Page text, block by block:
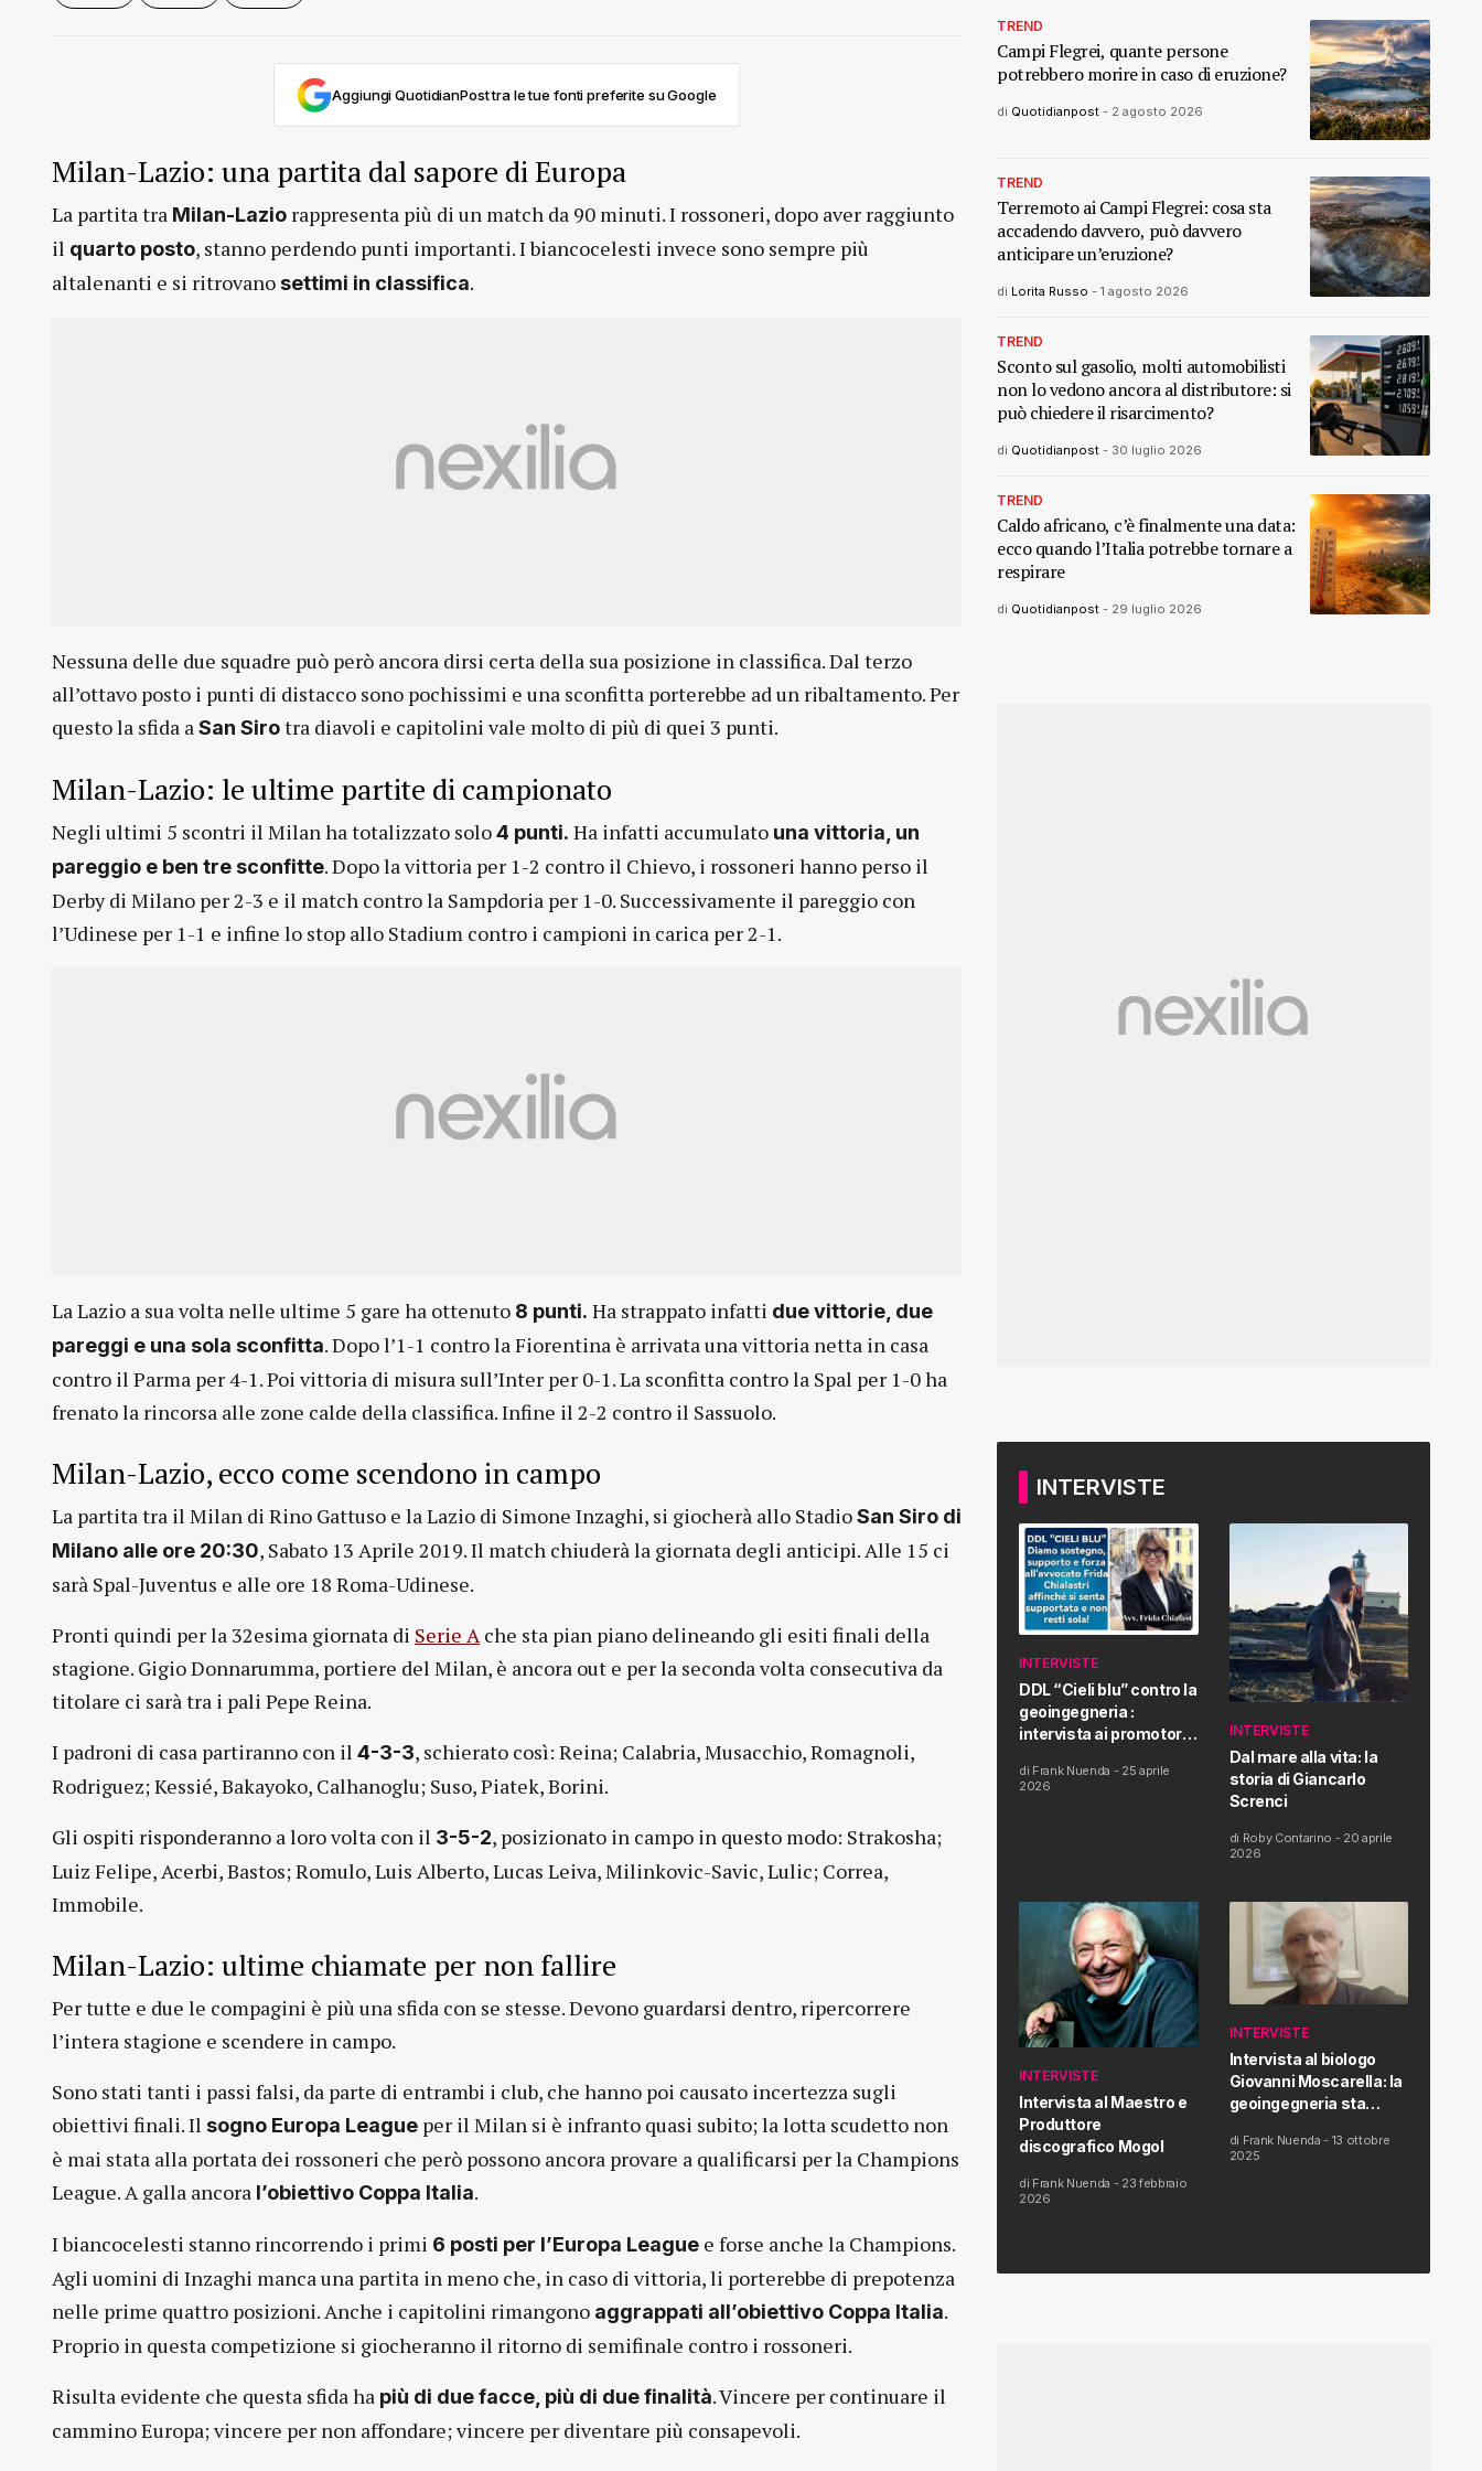
Aggiungi QuotidianPost tra le tue fonti preferite su Google
Milan-Lazio: una partita dal sapore di Europa
La partita tra Milan-Lazio rappresenta più di un match da 90 minuti. I rossoneri, dopo aver raggiunto
il quarto posto, stanno perdendo punti importanti. I biancocelesti invece sono sempre più
altalenanti e si ritrovanosettimi in classifica.
Nessuna delle due squadre può però ancora dirsi certa della sua posizione in classifica. Dal terzo
all’ottavo posto i punti di distacco sono pochissimi e una sconfitta porterebbe ad un ribaltamento. Per
questo la sfida a San Sirotra diavoli e capitolini vale molto di più di quei 3 punti.
Milan-Lazio: le ultime partite di campionato
Negli ultimi 5 scontri il Milan ha totalizzato solo4 punti. Ha infatti accumulato una vittoria, un
pareggio e ben tre sconfitte. Dopo la vittoria per 1-2 contro il Chievo, i rossoneri hanno perso il
Derby di Milano per 2-3 e il match contro la Sampdoria per 1-0. Successivamente il pareggio con
l’Udinese per 1-1 e infine lo stop allo Stadium contro i campioni in carica per 2-1.
La Lazio a sua volta nelle ultime 5 gare ha ottenuto 8 punti. Ha strappato infatti due vittorie, due
pareggi e una sola sconfitta. Dopo l’1-1 contro la Fiorentina è arrivata una vittoria netta in casa
contro il Parma per 4-1. Poi vittoria di misura sull’Inter per 0-1. La sconfitta contro la Spal per 1-0 ha
frenato la rincorsa alle zone calde della classifica. Infine il 2-2 contro il Sassuolo.
Milan-Lazio, ecco come scendono in campo
La partita tra il Milan di Rino Gattuso e la Lazio di Simone Inzaghi, si giocherà allo StadioSan Siro di
Milano alle ore 20:30, Sabato 13 Aprile 2019. Il match chiuderà la giornata degli anticipi. Alle 15 ci
sarà Spal-Juventus e alle ore 18 Roma-Udinese.
Pronti quindi per la 32esima giornata di Serie A che sta pian piano delineando gli esiti finali della
stagione. Gigio Donnarumma, portiere del Milan, è ancora out e per la seconda volta consecutiva da
titolare ci sarà tra i pali Pepe Reina.
I padroni di casa partiranno con il 4-3-3, schierato così: Reina; Calabria, Musacchio, Romagnoli,
Rodriguez; Kessié, Bakayoko, Calhanoglu; Suso, Piatek, Borini.
Gli ospiti risponderanno a loro volta con il 3-5-2, posizionato in campo in questo modo: Strakosha;
Luiz Felipe, Acerbi, Bastos; Romulo, Luis Alberto, Lucas Leiva, Milinkovic-Savic, Lulic; Correa,
Immobile.
Milan-Lazio: ultime chiamate per non fallire
Per tutte e due le compagini è più una sfida con se stesse. Devono guardarsi dentro, ripercorrere
l’intera stagione e scendere in campo.
Sono stati tanti i passi falsi, da parte di entrambi i club, che hanno poi causato incertezza sugli
obiettivi finali. Il sogno Europa League per il Milan si è infranto quasi subito; la lotta scudetto non
è mai stata alla portata dei rossoneri che però possono ancora provare a qualificarsi per la Champions
League. A galla ancora l’obiettivo Coppa Italia.
I biancocelesti stanno rincorrendo i primi 6 posti per l’Europa League e forse anche la Champions.
Agli uomini di Inzaghi manca una partita in meno che, in caso di vittoria, li porterebbe di prepotenza
nelle prime quattro posizioni. Anche i capitolini rimangono aggrappati all’obiettivo Coppa Italia.
Proprio in questa competizione si giocheranno il ritorno di semifinale contro i rossoneri.
Risulta evidente che questa sfida ha più di due facce, più di due finalità. Vincere per continuare il
cammino Europa; vincere per non affondare; vincere per diventare più consapevoli.
TREND
Campi Flegrei, quante persone
potrebbero morire in caso di eruzione?
di Quotidianpost - 2 agosto 2026
TREND
Terremoto ai Campi Flegrei: cosa sta
accadendo davvero, può davvero
anticipare un’eruzione?
di Lorita Russo - 1 agosto 2026
TREND
Sconto sul gasolio, molti automobilisti
non lo vedono ancora al distributore: si
può chiedere il risarcimento?
di Quotidianpost - 30 luglio 2026
TREND
Caldo africano, c’è finalmente una data:
ecco quando l’Italia potrebbe tornare a
respirare
di Quotidianpost - 29 luglio 2026
INTERVISTE
INTERVISTE
DDL “Cieli blu” contro la
geoingegneria :
intervista ai promotori
Proposta di Legge
di Frank Nuenda - 25 aprile
2026
INTERVISTE
Dal mare alla vita: la
storia di Giancarlo
Screnci
di Roby Contarino - 20 aprile
2026
INTERVISTE
Intervista al Maestro e
Produttore
discografico Mogol
di Frank Nuenda - 23 febbraio
2026
INTERVISTE
Intervista al biologo
Giovanni Moscarella: la
geoingegneria sta
salute dell’uomo
di Frank Nuenda - 13 ottobre
2025